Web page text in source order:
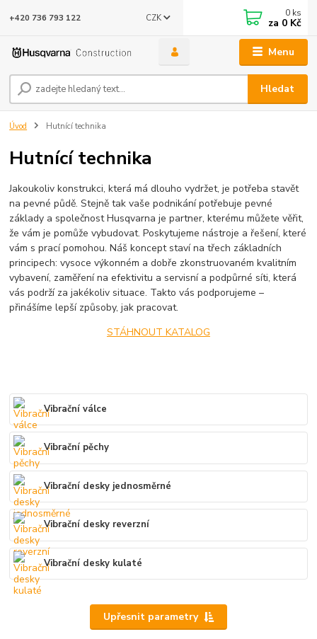
Menu
CZK
Hledat
+420 736 793 122 0 ks
za 0 Kč
Úvod Hutnící technika
Hutnící technika
Jakoukoliv konstrukci, která má dlouho vydržet, je potřeba stavět
na pevné půdě. Stejně tak vaše podnikání potřebuje pevné
základy a společnost Husqvarna je partner, kterému můžete věřit,
že vám je pomůže vybudovat. Poskytujeme nástroje a řešení, které
vám s prací pomohou. Náš koncept staví na třech základních
principech: vysoce výkonném a dobře zkonstruovaném kvalitním
vybavení, zaměření na efektivitu a servisní a podpůrné síti, která
vás podrží za jakékoliv situace. Takto vás podporujeme –
přinášíme lepší způsoby, jak pracovat.
STÁHNOUT KATALOG
Vibrační válce
Vibrační pěchy
Vibrační desky jednosměrné
Vibrační desky reverzní
Vibrační desky kulaté
Upřesnit parametry